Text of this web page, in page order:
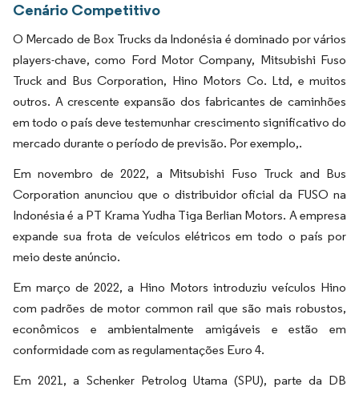
Cenário Competitivo
O Mercado de Box Trucks da Indonésia é dominado por vários
players-chave, como Ford Motor Company, Mitsubishi Fuso
Truck and Bus Corporation, Hino Motors Co. Ltd, e muitos
outros. A crescente expansão dos fabricantes de caminhões
em todo o país deve testemunhar crescimento significativo do
mercado durante o período de previsão. Por exemplo,.
Em novembro de 2022, a Mitsubishi Fuso Truck and Bus
Corporation anunciou que o distribuidor oficial da FUSO na
Indonésia é a PT Krama Yudha Tiga Berlian Motors. A empresa
expande sua frota de veículos elétricos em todo o país por
meio deste anúncio.
Em março de 2022, a Hino Motors introduziu veículos Hino
com padrões de motor common rail que são mais robustos,
econômicos e ambientalmente amigáveis e estão em
conformidade com as regulamentações Euro 4.
Em 2021, a Schenker Petrolog Utama (SPU), parte da DB